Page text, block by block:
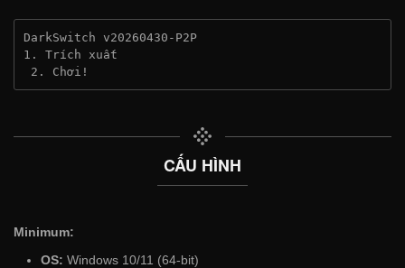
DarkSwitch v20260430-P2P
1. Trích xuất
2. Chơi!
CẤU HÌNH
Minimum:
OS: Windows 10/11 (64-bit)